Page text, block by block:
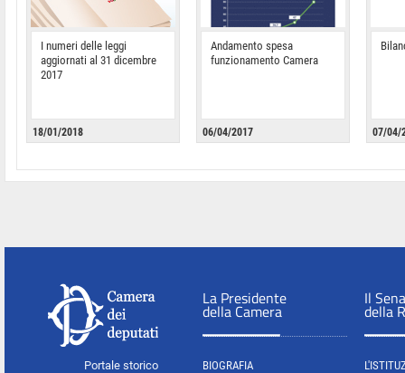
I numeri delle leggi
aggiornati al 31 dicembre
2017
18/01/2018
Andamento spesa
funzionamento Camera
06/04/2017 07/04/
Portale storico
La Presidente
della Camera
BIOGRAFIA
Il
della